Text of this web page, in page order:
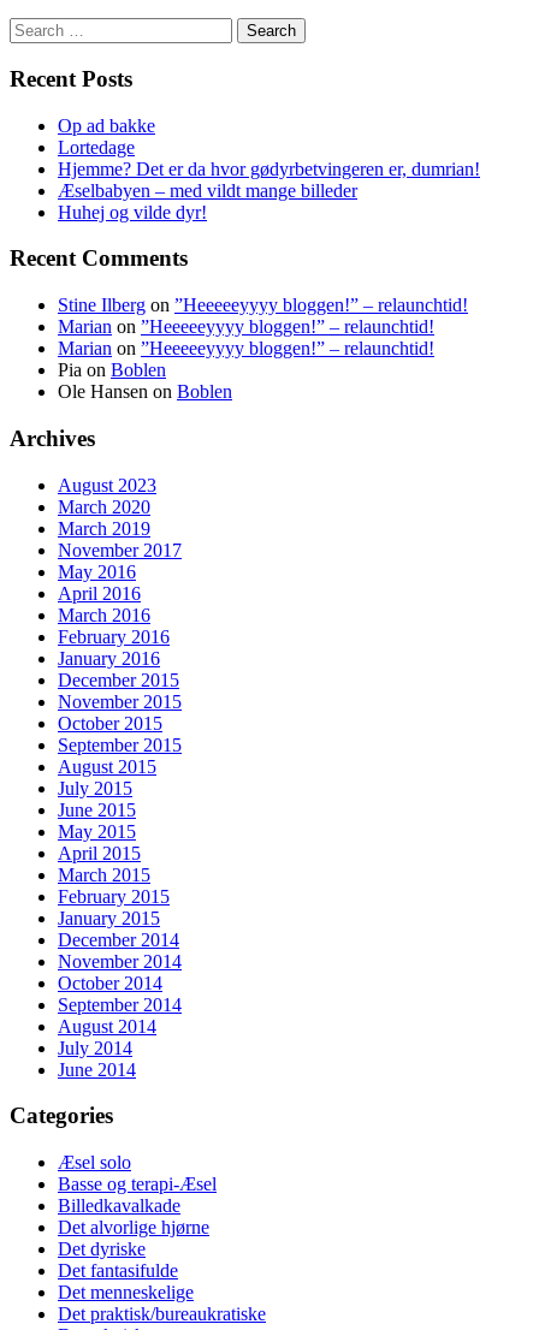
Search
for:
Recent Posts
Op ad bakke
Lortedage
Hjemme? Det er da hvor gødyrbetvingeren er, dumrian!
Æselbabyen – med vildt mange billeder
Huhej og vilde dyr!
Recent Comments
Stine Ilberg on ”Heeeeeyyyy bloggen!” – relaunchtid!
Marian on ”Heeeeeyyyy bloggen!” – relaunchtid!
Marian on ”Heeeeeyyyy bloggen!” – relaunchtid!
Pia on Boblen
Ole Hansen on Boblen
Archives
August 2023
March 2020
March 2019
November 2017
May 2016
April 2016
March 2016
February 2016
January 2016
December 2015
November 2015
October 2015
September 2015
August 2015
July 2015
June 2015
May 2015
April 2015
March 2015
February 2015
January 2015
December 2014
November 2014
October 2014
September 2014
August 2014
July 2014
June 2014
Categories
Æsel solo
Basse og terapi-Æsel
Billedkavalkade
Det alvorlige hjørne
Det dyriske
Det fantasifulde
Det menneskelige
Det praktisk/bureaukratiske